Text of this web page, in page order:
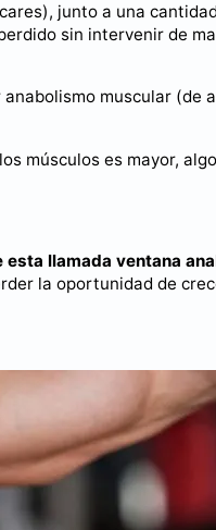
junto a una
sin intervenir de
muscular (de
músculos es mayor,
llamada ventana
la oportunidad de